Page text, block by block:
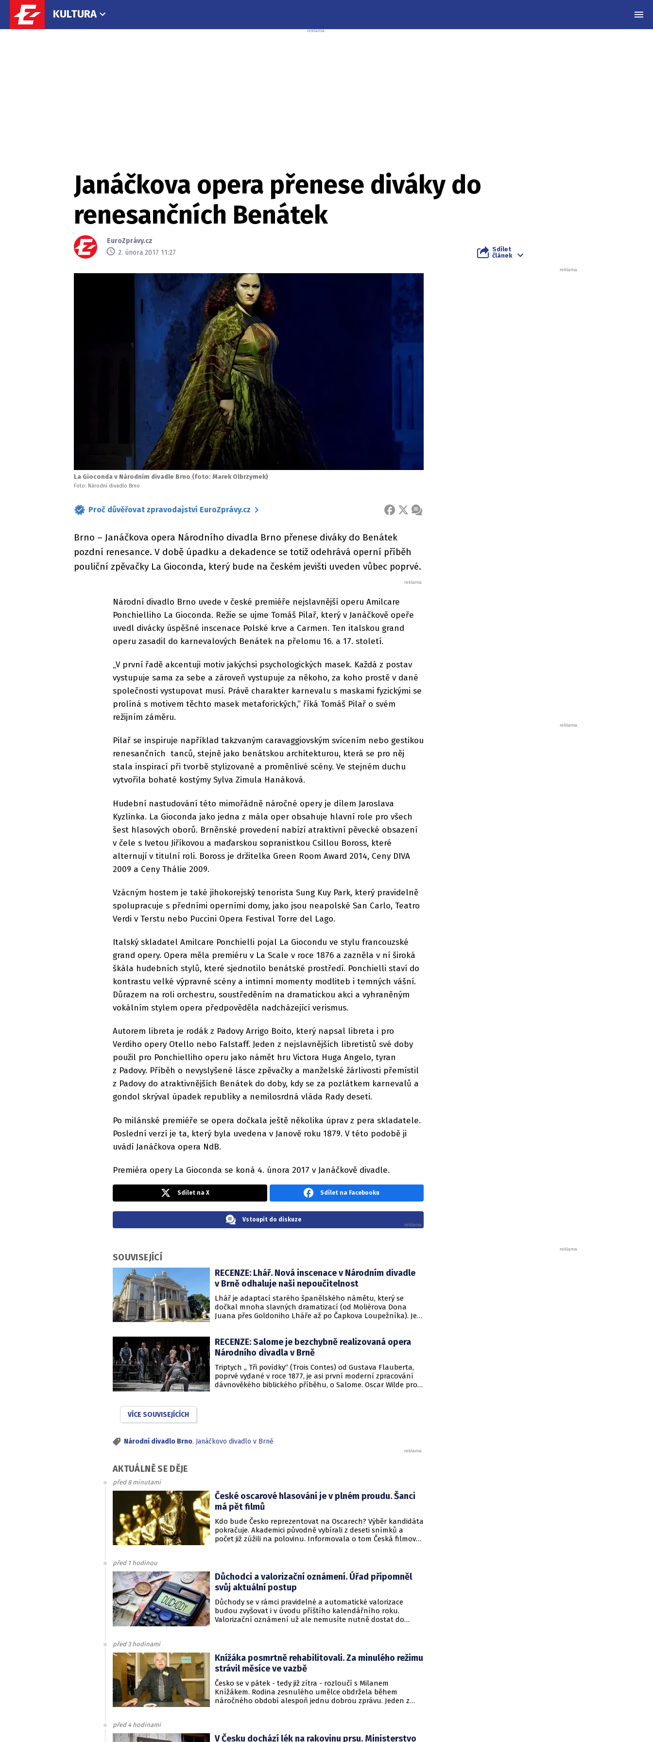
KULTURA
Janáčkova opera přenese diváky do
renesančních Benátek
EuroZprávy.cz
2. února 2017 11:27
Sdílet
článek
La Gioconda v Národním divadle Brno (foto: Marek Olbrzymek)
Foto: Národní divadlo Brno
Proč důvěřovat zpravodajství EuroZprávy.cz FACEBOOK
X ZPRÁVA
Brno – Janáčkova opera Národního divadla Brno přenese diváky do Benátek
pozdní renesance. V době úpadku a dekadence se totiž odehrává operní příběh
pouliční zpěvačky La Gioconda, který bude na českém jevišti uveden vůbec poprvé.
Národní divadlo Brno uvede v české premiéře nejslavnější operu Amilcare
Ponchielliho La Gioconda. Režie se ujme Tomáš Pilař, který v Janáčkově opeře
uvedl divácky úspěšné inscenace Polské krve a Carmen. Ten italskou grand
operu zasadil do karnevalových Benátek na přelomu 16. a 17. století.
„V první řadě akcentuji motiv jakýchsi psychologických masek. Každá z postav
vystupuje sama za sebe a zároveň vystupuje za někoho, za koho prostě v dané
společnosti vystupovat musí. Právě charakter karnevalu s maskami fyzickými se
prolíná s motivem těchto masek metaforických,“ říká Tomáš Pilař o svém
režijním záměru.
Pilař se inspiruje například takzvaným caravaggiovským svícením nebo gestikou
renesančních tanců, stejně jako benátskou architekturou, která se pro něj
stala inspirací při tvorbě stylizované a proměnlivé scény. Ve stejném duchu
vytvořila bohaté kostýmy Sylva Zimula Hanáková.
Hudební nastudování této mimořádně náročné opery je dílem Jaroslava
Kyzlinka. La Gioconda jako jedna z mála oper obsahuje hlavní role pro všech
šest hlasových oborů. Brněnské provedení nabízí atraktivní pěvecké obsazení
v čele s Ivetou Jiříkovou a maďarskou sopranistkou Csillou Boross, které
alternují v titulní roli. Boross je držitelka Green Room Award 2014, Ceny DIVA
2009 a Ceny Thálie 2009.
Vzácným hostem je také jihokorejský tenorista Sung Kuy Park, který pravidelně
spolupracuje s předními operními domy, jako jsou neapolské San Carlo, Teatro
Verdi v Terstu nebo Puccini Opera Festival Torre del Lago.
Italský skladatel Amilcare Ponchielli pojal La Giocondu ve stylu francouzské
grand opery. Opera měla premiéru v La Scale v roce 1876 a zazněla v ní široká
škála hudebních stylů, které sjednotilo benátské prostředí. Ponchielli staví do
kontrastu velké výpravné scény a intimní momenty modliteb i temných vášní.
Důrazem na roli orchestru, soustředěním na dramatickou akci a vyhraněným
vokálním stylem opera předpověděla nadcházející verismus.
Autorem libreta je rodák z Padovy Arrigo Boito, který napsal libreta i pro
Verdiho opery Otello nebo Falstaff. Jeden z nejslavnějších libretistů své doby
použil pro Ponchielliho operu jako námět hru Victora Huga Angelo, tyran
z Padovy. Příběh o nevyslyšené lásce zpěvačky a manželské žárlivosti přemístil
z Padovy do atraktivnějších Benátek do doby, kdy se za pozlátkem karnevalů a
gondol skrýval úpadek republiky a nemilosrdná vláda Rady deseti.
Po milánské premiéře se opera dočkala ještě několika úprav z pera skladatele.
Poslední verzí je ta, který byla uvedena v Janově roku 1879. V této podobě ji
uvádí Janáčkova opera NdB.
Premiéra opery La Gioconda se koná 4. února 2017 v Janáčkově divadle.
Sdílet na X Sdílet na Facebooku
Vstoupit do diskuze
SOUVISEJÍCÍ
RECENZE: Lhář. Nová inscenace v Národním divadle
v Brně odhaluje naši nepoučitelnost
Lhář je adaptací starého španělského námětu, který se
dočkal mnoha slavných dramatizací (od Molièrova Dona
Juana přes Goldoniho Lháře až po Čapkova Loupežníka). Je
období francouzského klasicizmu, právě Corneillův Lhář.
RECENZE: Salome je bezchybně realizovaná opera
Národního divadla v Brně
Triptych „ Tři povídky“ (Trois Contes) od Gustava Flauberta,
poprvé vydané v roce 1877, je asi první moderní zpracování
dávnověkého biblického příběhu, o Salome. Oscar Wilde pro
dcery Salome. Jejím prostřednictvím pak dosáhne popravy
proroka Joachanana, hlásajícího příchod Mesiáše.
VÍCE SOUVISEJÍCÍCH
Národní divadlo Brno, Janáčkovo divadlo v Brně
AKTUÁLNĚ SE DĚJE
před 8 minutami
České oscarové hlasování je v plném proudu. Šanci
má pět filmů
Kdo bude Česko reprezentovat na Oscarech? Výběr kandidáta
pokračuje. Akademici původně vybírali z deseti snímků a
počet již zúžili na polovinu. Informovala o tom Česká filmová
před 1 hodinou
Důchodci a valorizační oznámení. Úřad připomněl
svůj aktuální postup
Důchody se v rámci pravidelné a automatické valorizace
budou zvyšovat i v úvodu příštího kalendářního roku.
Valorizační oznámení už ale nemusíte nutně dostat do
před 3 hodinami
Knížáka posmrtně rehabilitovali. Za minulého režimu
strávil měsíce ve vazbě
Česko se v pátek - tedy již zítra - rozloučí s Milanem
Knížákem. Rodina zesnulého umělce obdržela během
náročného období alespoň jednu dobrou zprávu. Jeden z
před 4 hodinami
V Česku dochází lék na rakovinu prsu. Ministerstvo